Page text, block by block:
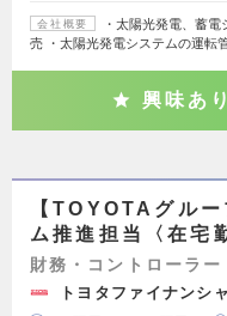
会社概要
・太陽光発電、蓄
売 ・太陽光発電システムの運転
興味あり
【TOYOTAグル
ム推進担当〈在宅
財務・コントローラー
トヨタファイナンシ